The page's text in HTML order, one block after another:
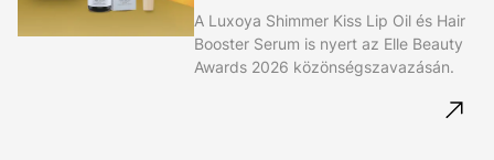
A Luxoya Shimmer Kiss Lip Oil és Hair
Booster Serum is nyert az Elle Beauty
Awards 2026 közönségszavazásán.